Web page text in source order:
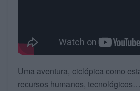
Uma aventura, ciclópica como
recursos humanos,